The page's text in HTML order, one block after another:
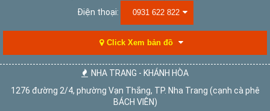
Điện thoại:
0931 622 822
Click Xem bản đồ
NHA TRANG - KHÁNH HÒA
1276 đường 2/4, phường Vạn Thắng, TP. Nha Trang (cạnh cà phê
BÁCH VIÊN)